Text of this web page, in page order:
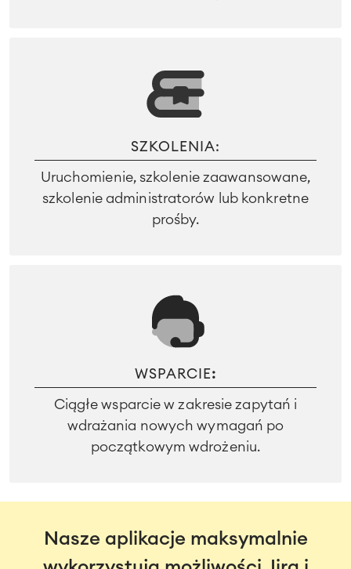
SZKOLENIA:
Uruchomienie, szkolenie zaawansowane,
szkolenie administratorów lub konkretne
prośby.
WSPARCIE:
Ciągłe wsparcie w zakresie zapytań i
wdrażania nowych wymagań po
początkowym wdrożeniu.
Nasze aplikacje maksymalnie